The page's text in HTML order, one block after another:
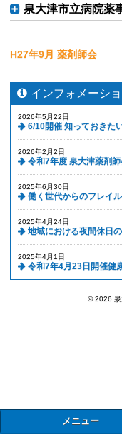
泉大津市立病院薬
H27年9月 薬剤師会
インフォメーシ
2026年5月22日
6/10開催 知っておきた
2026年2月2日
令和7年度 泉大津薬剤師
2025年6月30日
働く世代からのフレイ
2025年4月24日
地域における夜間休日
2025年4月1日
令和7年4月23日開催健
© 2026 泉
メニュー